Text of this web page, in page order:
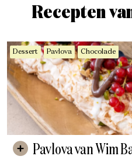
Recepten
Dessert Pavlova Chocolade
Pavlova van Wim